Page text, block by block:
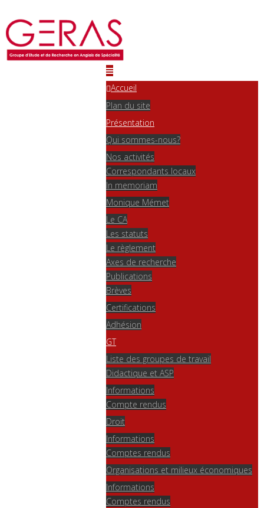
Accueil
Plan du site
Présentation
Qui sommes-nous?
Nos activités
Correspondants locaux
In memoriam
Monique Mémet
Le CA
Les statuts
Le règlement
Axes de recherche
Publications
Brèves
Certifications
Adhésion
GT
Liste des groupes de travail
Didactique et ASP
Informations
Compte rendus
Droit
Informations
Comptes rendus
Organisations et milieux économiques
Informations
Comptes rendus